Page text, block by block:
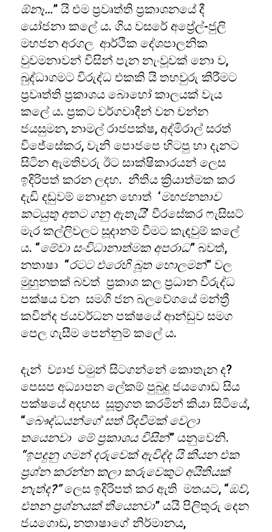
ඕනෑ…” යි එම ප්‍රවෘත්ති ප්‍රකාශනයේ දී
යෝජනා කලේ ය. ගිය වසරේ අප්‍රේල්-ජුලි
මහජන අරගල ආර්ථික දේශපාලනික
වුවමනාවන් විසින් පැන නැංවූවක් නො ව,
බුද්ධාගමට විරුද්ධ එකකි යි තහවුරු කිරීමට
ප්‍රවෘත්ති ප්‍රකාශය බොහෝ කාලයක් වැය
කලේ ය. ප්‍රකට වර්ගවාදීන් වන චන්න
ජයසුමන, නාමල් රාජපක්ෂ, අද්මිරාල් සරත්
විජේසේකර, වැනි පොජපෙ හිටපු හා දැනට
සිටින ඇමතිවරු ඊට සාක්ෂිකාරයන් ලෙස
ඉදිරිපත් කරන ලදහ. නීතිය ක්‍රියාත්මක කර
දැඩි දඬුවම් නොදුන හොත් ‘මහජනතාව
කටයුතු අතට ගනු ඇතැයි‘ වීරසේකර ෆැසිසට්
මැර කල්ලිවලට සූදානම් වීමට කැඳවුම් කලේ
ය. “මේවා සංවිධානාත්මක අපරාධ” බවත්,
නතාෂා “රටට එරෙහි බූත හොලමන්” වල
මුහුනතක් බවත් ප්‍රකාශ කල ප්‍රධාන විරුද්ධ
පක්ෂය වන සමගි ජන බලවේගයේ මන්ත්‍රී
කවින්ද ජයවර්ධන පක්ෂයේ ආන්ඩුව සමග
පෙල ගැසීම පෙන්නුම් කලේ ය.
දැන් ව්‍යාජ වමුන් සිටගන්නේ කොතැන ද?
පෙසප අධ්‍යාපන ලේකම් පුබුදු ජයගොඩ සිය
පක්ෂයේ අදහස සූත්‍රගත කරමින් කියා සිටියේ,
“බෞද්ධයන්ගේ සත් රිදවීමක් වෙලා
තයෙනවා මේ ප්‍රකාශය විසින්” යනුවෙනි.
“ඉපදුනු ගමන් දරුවෙක් ඇවිද්ද යි කියන එක
ප්‍රශ්න කරන්න කලා කරුවෙකුට අයිතියක්
නැත්ද?”ලෙස ඉදිරිපත් කර ඇති මතයට, “ඔව්,
එතන ප්‍රශ්නයක් තියෙනවා” යයි පිලිතුරු දෙන
ජයගොඩ, නතාෂාගේ නිර්මානය,